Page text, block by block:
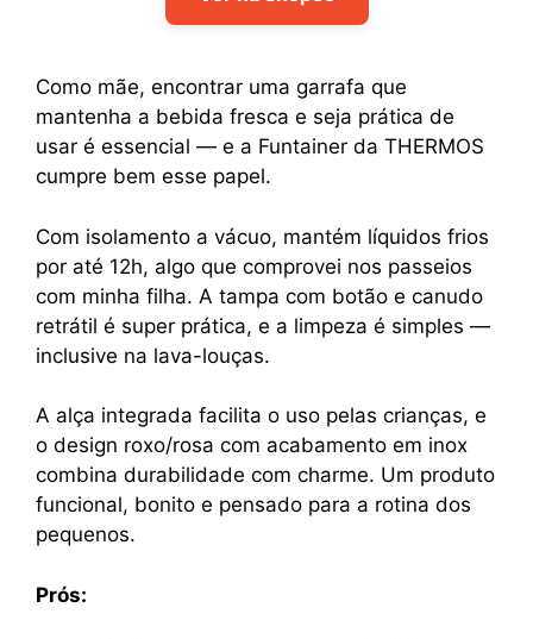
Como mãe, encontrar uma garrafa que
mantenha a bebida fresca e seja prática de
usar é essencial — e a Funtainer da THERMOS
cumpre bem esse papel.
Com isolamento a vácuo, mantém líquidos frios
por até 12h, algo que comprovei nos passeios
com minha filha. A tampa com botão e canudo
retrátil é super prática, e a limpeza é simples —
inclusive na lava-louças.
A alça integrada facilita o uso pelas crianças, e
o design roxo/rosa com acabamento em inox
combina durabilidade com charme. Um produto
funcional, bonito e pensado para a rotina dos
pequenos.
Prós: